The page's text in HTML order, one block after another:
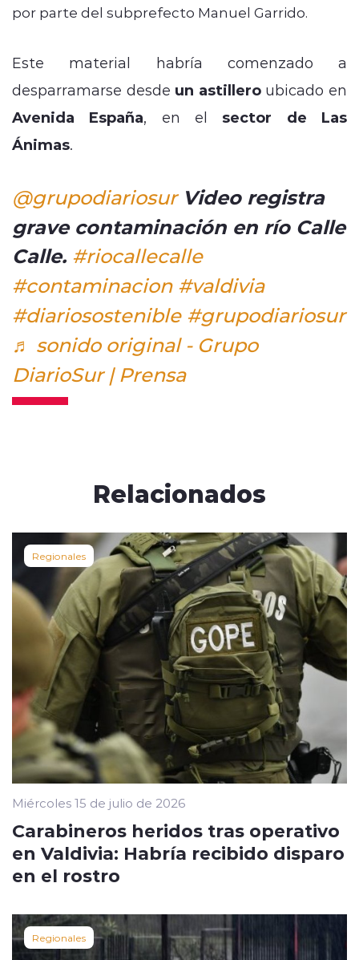
por parte del subprefecto Manuel Garrido.
Este material habría comenzado a
desparramarse desde un astilleroubicado en
Avenida España, en el sector de Las
Ánimas.
@grupodiariosurVideo registra
grave contaminación en río Calle
Calle. #riocallecalle
#contaminacion #valdivia
#diariosostenible #grupodiariosur
♬ sonido original - Grupo
DiarioSur | Prensa
Relacionados
Regionales
Miércoles 15 de julio de 2026
Carabineros heridos tras operativo
en Valdivia: Habría recibido disparo
en el rostro
Regionales